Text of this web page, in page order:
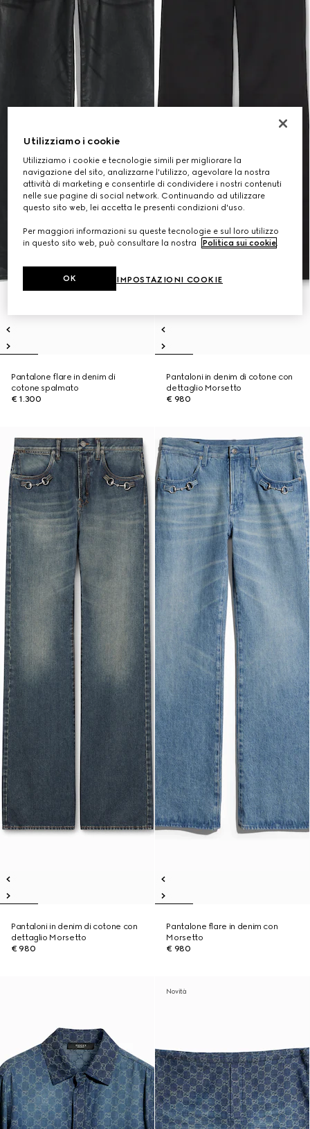
Pantalone flare in denim di
cotone spalmato
€ 1.300
Pantaloni in denim di cotone con
dettaglio Morsetto
€ 980
Pantaloni in denim di cotone con
dettaglio Morsetto
€ 980
Pantalone flare in denim con
Morsetto
€ 980
Novità
Utilizziamo i cookie
Utilizziamo i cookie e tecnologie simili per migliorare la
navigazione del sito, analizzarne l'utilizzo, agevolare la nostra
attività di marketing e consentirle di condividere i nostri contenuti
nelle sue pagine di social network. Continuando ad utilizzare
questo sito web, lei accetta le presenti condizioni d'uso.
Per maggiori informazioni su queste tecnologie e sul loro utilizzo
in questo sito web, può consultare la nostra
Politica sui cookie.
IMPOSTAZIONI COOKIE
OK